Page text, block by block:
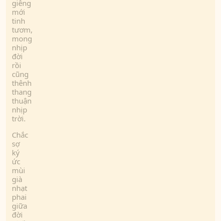
giêng
mới
tinh
tươm,
mong
nhịp
đời
rồi
cũng
thênh
thang
thuận
nhịp
trời.
Chắc
sợ
ký
ức
mùi
già
nhạt
phai
giữa
đời